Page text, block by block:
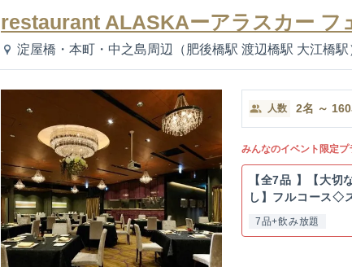
restaurant ALASKAーアラスカー フ
淀屋橋・本町・中之島周辺（肥後橋駅 渡辺橋駅 大江橋駅
人数 2名 ～ 160
みんなのイベント限定プ
【全7品 】【大切
し】フルコース◇
ラン...
7品+飲み放題